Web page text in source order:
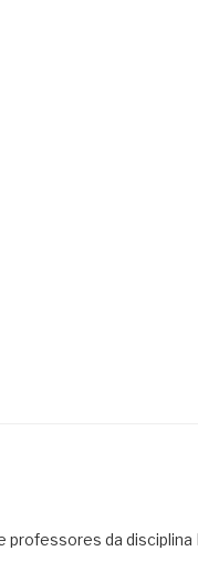
professores da disciplina